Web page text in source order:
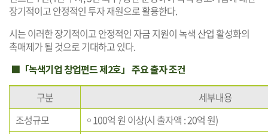
장기적이고 안정적인 투자 재원으로 활용한다.
시는 이러한 장기적이고 안정적인 자금 지원이 녹색 산업 활성화의
촉매제가 될 것으로 기대하고 있다.
■「녹색기업 창업펀드 제2호」 주요 출자 조건
구분
세부내용
조성규모
￮ 100억 원 이상(시 출자액 : 20억 원)